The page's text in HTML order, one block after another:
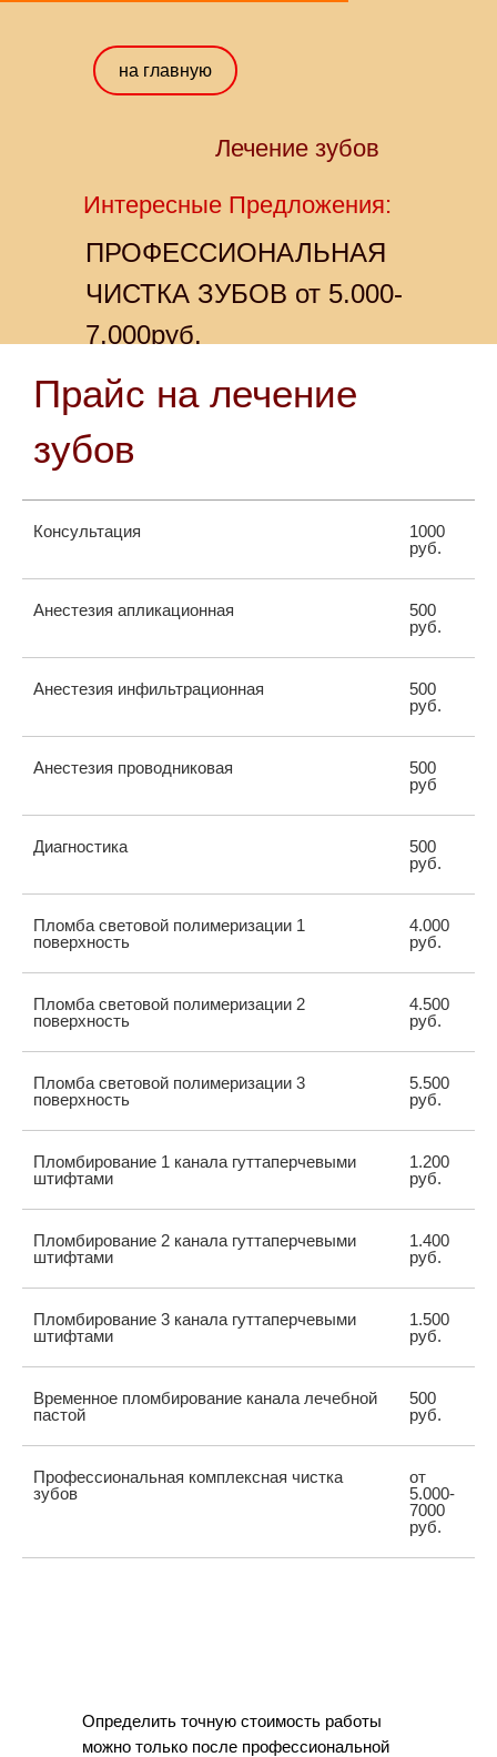
Лечение зубов
Интересные Предложения:
на главную
ПРОФЕССИОНАЛЬНАЯ
ЧИСТКА ЗУБОВ от 5.000-
7.000руб.
Прайс на лечение
зубов
Консультация
1000
руб.
Анестезия апликационная
500
руб.
Анестезия инфильтрационная
500
руб.
Анестезия проводниковая
500
руб
Диагностика
500
руб.
Пломба световой полимеризации 1
поверхность
4.000
руб.
Пломба световой полимеризации 2
поверхность
4.500
руб.
Пломба световой полимеризации 3
поверхность
5.500
руб.
Пломбирование 1 канала гуттаперчевыми
штифтами
1.200
руб.
Пломбирование 2 канала гуттаперчевыми
штифтами
1.400
руб.
Пломбирование 3 канала гуттаперчевыми
штифтами
1.500
руб.
Временное пломбирование канала лечебной
пастой
500
руб.
Профессиональная комплексная чистка
зубов
от
5.000-
7000
руб.
Определить точную стоимость работы
можно только после профессиональной